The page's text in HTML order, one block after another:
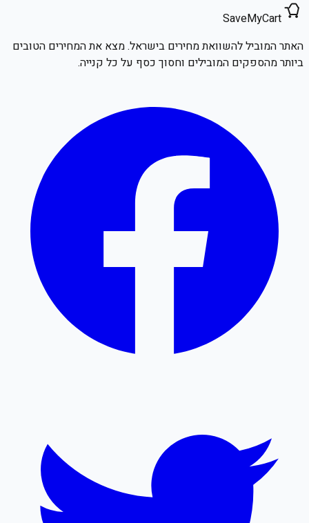
SaveMyCart
האתר המוביל להשוואת מחירים בישראל. מצא את המחירים הטובים
ביותר מהספקים המובילים וחסוך כסף על כל קנייה.